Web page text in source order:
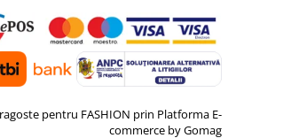
pentru FASHION prin Platforma E-
commerce by Gomag